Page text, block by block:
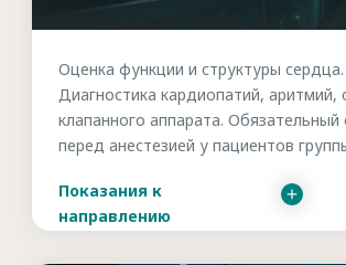
Показания к
направлению
Оценка функции и структуры сердца.
Диагностика кардиопатий, аритмий,
клапанного аппарата. Обязательный
перед анестезией у пациентов